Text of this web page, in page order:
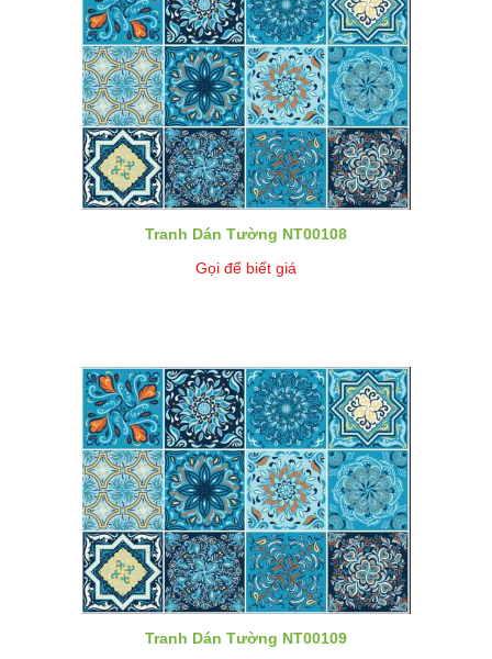
Tranh Dán Tường NT00108
Gọi để biết giá
Tranh Dán Tường NT00109